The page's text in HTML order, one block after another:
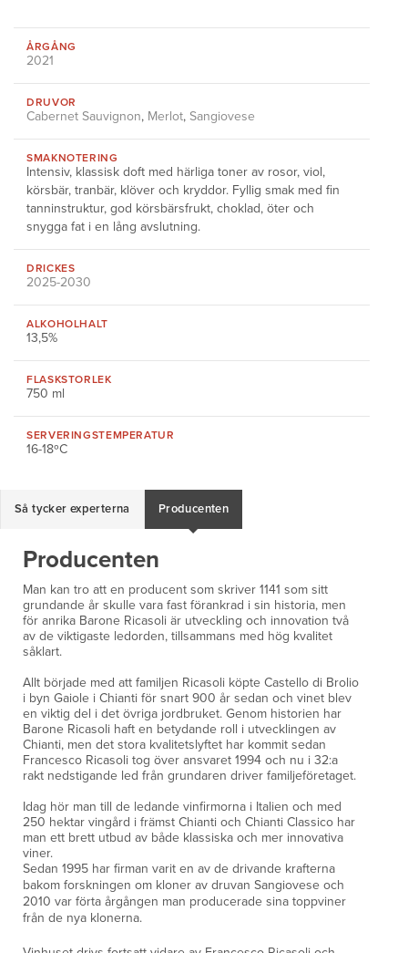
ÅRGÅNG
2021
DRUVOR
Cabernet Sauvignon, Merlot, Sangiovese
SMAKNOTERING
Intensiv, klassisk doft med härliga toner av rosor, viol,
körsbär, tranbär, klöver och kryddor. Fyllig smak med fin
tanninstruktur, god körsbärsfrukt, choklad, öter och
snygga fat i en lång avslutning.
DRICKES
2025-2030
ALKOHOLHALT
13,5%
FLASKSTORLEK
750 ml
SERVERINGSTEMPERATUR
16-18ºC
Så tycker experterna Producenten
Producenten
Man kan tro att en producent som skriver 1141 som sitt
grundande år skulle vara fast förankrad i sin historia, men
för anrika Barone Ricasoli är utveckling och innovation två
av de viktigaste ledorden, tillsammans med hög kvalitet
såklart.
Allt började med att familjen Ricasoli köpte Castello di Brolio
i byn Gaiole i Chianti för snart 900 år sedan och vinet blev
en viktig del i det övriga jordbruket. Genom historien har
Barone Ricasoli haft en betydande roll i utvecklingen av
Chianti, men det stora kvalitetslyftet har kommit sedan
Francesco Ricasoli tog över ansvaret 1994 och nu i 32:a
rakt nedstigande led från grundaren driver familjeföretaget.
Idag hör man till de ledande vinfirmorna i Italien och med
250 hektar vingård i främst Chianti och Chianti Classico har
man ett brett utbud av både klassiska och mer innovativa
viner.
Sedan 1995 har firman varit en av de drivande krafterna
bakom forskningen om kloner av druvan Sangiovese och
2010 var förta årgången man producerade sina toppviner
från de nya klonerna.